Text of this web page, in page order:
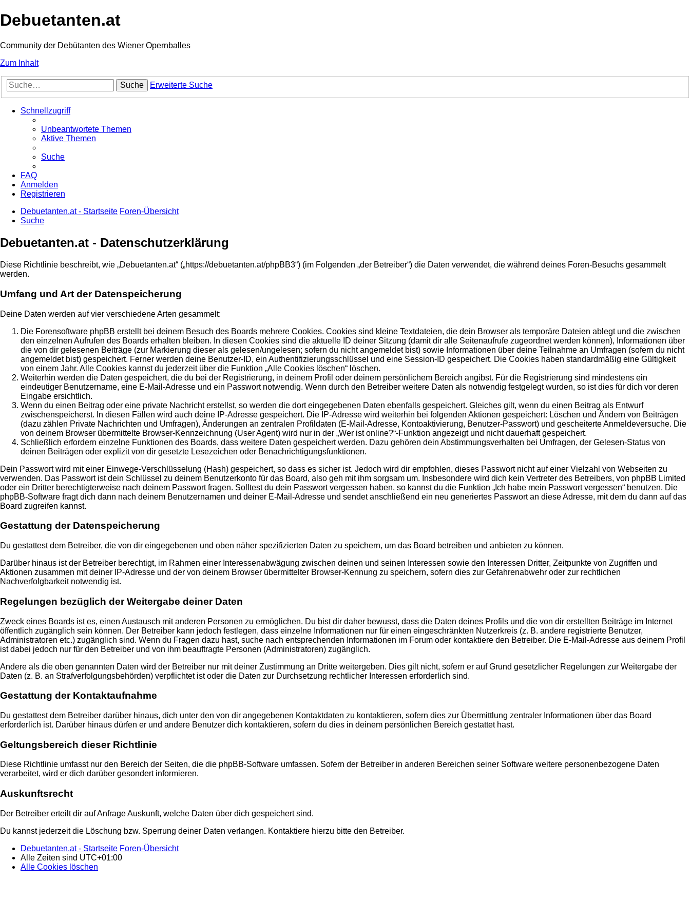
Debuetanten.at
Community der Debütanten des Wiener Opernballes
Zum Inhalt
Suche Erweiterte Suche
Schnellzugriff
Unbeantwortete Themen
Aktive Themen
Suche
FAQ
Anmelden
Registrieren
Debuetanten.at - Startseite Foren-Übersicht
Suche
Debuetanten.at - Datenschutzerklärung
Diese Richtlinie beschreibt, wie „Debuetanten.at“ („https://debuetanten.at/phpBB3“) (im Folgenden „der Betreiber“) die Daten verwendet, die während deines Foren-Besuchs gesammelt
werden.
Umfang und Art der Datenspeicherung
Deine Daten werden auf vier verschiedene Arten gesammelt:
Die Forensoftware phpBB erstellt bei deinem Besuch des Boards mehrere Cookies. Cookies sind kleine Textdateien, die dein Browser als temporäre Dateien ablegt und die zwischen
den einzelnen Aufrufen des Boards erhalten bleiben. In diesen Cookies sind die aktuelle ID deiner Sitzung (damit dir alle Seitenaufrufe zugeordnet werden können), Informationen über
die von dir gelesenen Beiträge (zur Markierung dieser als gelesen/ungelesen; sofern du nicht angemeldet bist) sowie Informationen über deine Teilnahme an Umfragen (sofern du nicht
angemeldet bist) gespeichert. Ferner werden deine Benutzer-ID, ein Authentifizierungsschlüssel und eine Session-ID gespeichert. Die Cookies haben standardmäßig eine Gültigkeit
von einem Jahr. Alle Cookies kannst du jederzeit über die Funktion „Alle Cookies löschen“ löschen.
Weiterhin werden die Daten gespeichert, die du bei der Registrierung, in deinem Profil oder deinem persönlichem Bereich angibst. Für die Registrierung sind mindestens ein
eindeutiger Benutzername, eine E-Mail-Adresse und ein Passwort notwendig. Wenn durch den Betreiber weitere Daten als notwendig festgelegt wurden, so ist dies für dich vor deren
Eingabe ersichtlich.
Wenn du einen Beitrag oder eine private Nachricht erstellst, so werden die dort eingegebenen Daten ebenfalls gespeichert. Gleiches gilt, wenn du einen Beitrag als Entwurf
zwischenspeicherst. In diesen Fällen wird auch deine IP-Adresse gespeichert. Die IP-Adresse wird weiterhin bei folgenden Aktionen gespeichert: Löschen und Ändern von Beiträgen
(dazu zählen Private Nachrichten und Umfragen), Änderungen an zentralen Profildaten (E-Mail-Adresse, Kontoaktivierung, Benutzer-Passwort) und gescheiterte Anmeldeversuche. Die
von deinem Browser übermittelte Browser-Kennzeichnung (User Agent) wird nur in der „Wer ist online?“-Funktion angezeigt und nicht dauerhaft gespeichert.
Schließlich erfordern einzelne Funktionen des Boards, dass weitere Daten gespeichert werden. Dazu gehören dein Abstimmungsverhalten bei Umfragen, der Gelesen-Status von
deinen Beiträgen oder explizit von dir gesetzte Lesezeichen oder Benachrichtigungsfunktionen.
Dein Passwort wird mit einer Einwege-Verschlüsselung (Hash) gespeichert, so dass es sicher ist. Jedoch wird dir empfohlen, dieses Passwort nicht auf einer Vielzahl von Webseiten zu
verwenden. Das Passwort ist dein Schlüssel zu deinem Benutzerkonto für das Board, also geh mit ihm sorgsam um. Insbesondere wird dich kein Vertreter des Betreibers, von phpBB Limited
oder ein Dritter berechtigterweise nach deinem Passwort fragen. Solltest du dein Passwort vergessen haben, so kannst du die Funktion „Ich habe mein Passwort vergessen“ benutzen. Die
phpBB-Software fragt dich dann nach deinem Benutzernamen und deiner E-Mail-Adresse und sendet anschließend ein neu generiertes Passwort an diese Adresse, mit dem du dann auf das
Board zugreifen kannst.
Gestattung der Datenspeicherung
Du gestattest dem Betreiber, die von dir eingegebenen und oben näher spezifizierten Daten zu speichern, um das Board betreiben und anbieten zu können.
Darüber hinaus ist der Betreiber berechtigt, im Rahmen einer Interessenabwägung zwischen deinen und seinen Interessen sowie den Interessen Dritter, Zeitpunkte von Zugriffen und
Aktionen zusammen mit deiner IP-Adresse und der von deinem Browser übermittelter Browser-Kennung zu speichern, sofern dies zur Gefahrenabwehr oder zur rechtlichen
Nachverfolgbarkeit notwendig ist.
Regelungen bezüglich der Weitergabe deiner Daten
Zweck eines Boards ist es, einen Austausch mit anderen Personen zu ermöglichen. Du bist dir daher bewusst, dass die Daten deines Profils und die von dir erstellten Beiträge im Internet
öffentlich zugänglich sein können. Der Betreiber kann jedoch festlegen, dass einzelne Informationen nur für einen eingeschränkten Nutzerkreis (z. B. andere registrierte Benutzer,
Administratoren etc.) zugänglich sind. Wenn du Fragen dazu hast, suche nach entsprechenden Informationen im Forum oder kontaktiere den Betreiber. Die E-Mail-Adresse aus deinem Profil
ist dabei jedoch nur für den Betreiber und von ihm beauftragte Personen (Administratoren) zugänglich.
Andere als die oben genannten Daten wird der Betreiber nur mit deiner Zustimmung an Dritte weitergeben. Dies gilt nicht, sofern er auf Grund gesetzlicher Regelungen zur Weitergabe der
Daten (z. B. an Strafverfolgungsbehörden) verpflichtet ist oder die Daten zur Durchsetzung rechtlicher Interessen erforderlich sind.
Gestattung der Kontaktaufnahme
Du gestattest dem Betreiber darüber hinaus, dich unter den von dir angegebenen Kontaktdaten zu kontaktieren, sofern dies zur Übermittlung zentraler Informationen über das Board
erforderlich ist. Darüber hinaus dürfen er und andere Benutzer dich kontaktieren, sofern du dies in deinem persönlichen Bereich gestattet hast.
Geltungsbereich dieser Richtlinie
Diese Richtlinie umfasst nur den Bereich der Seiten, die die phpBB-Software umfassen. Sofern der Betreiber in anderen Bereichen seiner Software weitere personenbezogene Daten
verarbeitet, wird er dich darüber gesondert informieren.
Auskunftsrecht
Der Betreiber erteilt dir auf Anfrage Auskunft, welche Daten über dich gespeichert sind.
Du kannst jederzeit die Löschung bzw. Sperrung deiner Daten verlangen. Kontaktiere hierzu bitte den Betreiber.
Debuetanten.at - Startseite Foren-Übersicht
Alle Zeiten sind UTC+01:00
Alle Cookies löschen